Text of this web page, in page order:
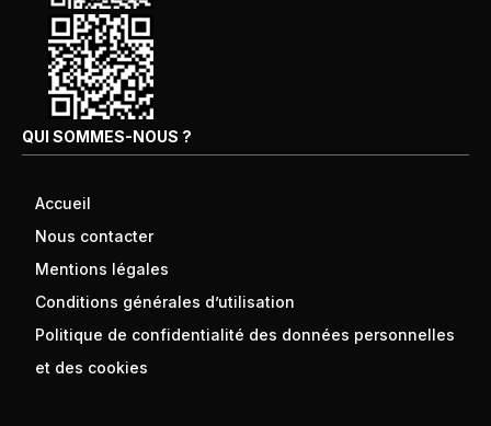
QUI SOMMES-NOUS ?
Accueil
Nous contacter
Mentions légales
Conditions générales d’utilisation
Politique de confidentialité des données personnelles
et des cookies